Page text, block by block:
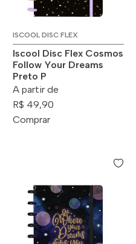
ISCOOL DISC FLEX
Iscool Disc Flex Cosmos
Follow Your Dreams
Preto P
A partir de
R$ 49,90
Comprar